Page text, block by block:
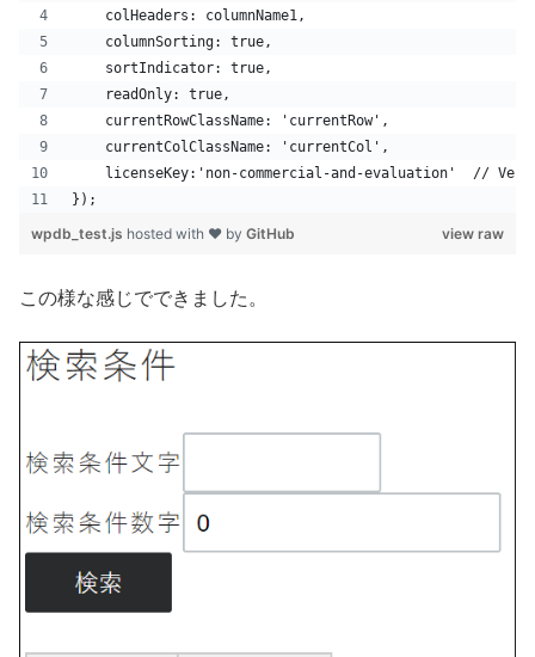
    colHeaders: columnName1,
    columnSorting: true,
    sortIndicator: true,
    readOnly: true,
    currentRowClassName: 'currentRow',
    currentColClassName: 'currentCol',
licenseKey:'non-commercial-and-evaluation'  // Ver7.0
});
view raw
wpdb_test.js hosted with ❤ by GitHub
この様な感じでできました。